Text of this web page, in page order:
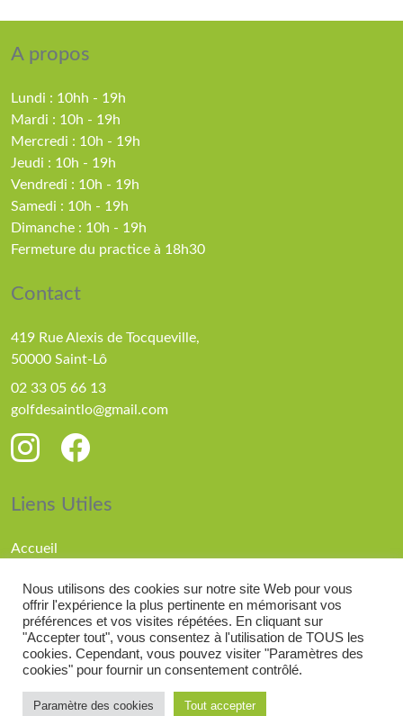
A propos
Lundi : 10hh - 19h
Mardi : 10h - 19h
Mercredi : 10h - 19h
Jeudi : 10h - 19h
Vendredi : 10h - 19h
Samedi : 10h - 19h
Dimanche : 10h - 19h
Fermeture du practice à 18h30
Contact
419 Rue Alexis de Tocqueville,
50000 Saint-Lô
02 33 05 66 13
golfdesaintlo@gmail.com
Liens Utiles
Accueil
Compétitions
Actualités
© 2026 Golf de Saint Lô | Mentions légales
Nous utilisons des cookies sur notre site Web pour vous
offrir l'expérience la plus pertinente en mémorisant vos
préférences et vos visites répétées. En cliquant sur
"Accepter tout", vous consentez à l'utilisation de TOUS les
cookies. Cependant, vous pouvez visiter "Paramètres des
cookies" pour fournir un consentement contrôlé.
Paramètre des cookies Tout accepter